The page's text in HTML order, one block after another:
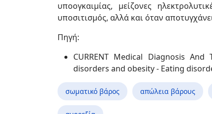
υποογκαιμίας, μείζονες
υποσιτισμός, αλλά και όταν
Πηγή:
CURRENT Medical Diagnosis
disorders and obesity - Eating
σωματικό βάρος απώλεια βάρους